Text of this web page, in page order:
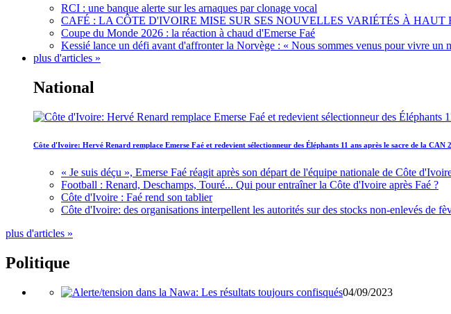
RCI : une banque alerte sur les arnaques par clonage vocal
CAFÉ : LA CÔTE D'IVOIRE MISE SUR SES NOUVELLES VARIÉTÉS À
Coupe du Monde 2026 : la réaction à chaud d'Emerse Faé
Kessié lance un défi avant d'affronter la Norvège : « Nous sommes venus pour vivre un
plus d'articles »
National
Côte d'Ivoire: Hervé Renard remplace Emerse Faé et redevient sélectionneur des Éléphants 11 ans après le sacre de la CAN
« Je suis déçu », Emerse Faé réagit après son départ de l'équipe nationale de Côte
Football : Renard, Deschamps, Touré... Qui pour entraîner la Côte d'Ivoire après Faé ?
Côte d'Ivoire : Faé rend son tablier
Côte d'Ivoire: des organisations interpellent les autorités sur des stocks non-enlevés de
plus d'articles »
Politique
04/09/2023